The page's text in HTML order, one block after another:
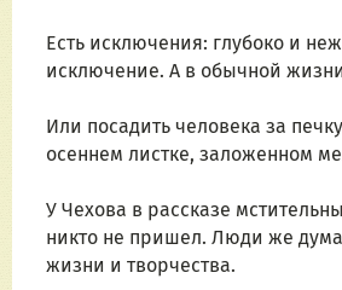
Есть исключения: глубоко и
исключение. А в обычной
Или посадить человека за
осеннем листке, заложенном
У Чехова в рассказе
никто не пришел. Люди же
жизни и творчества.